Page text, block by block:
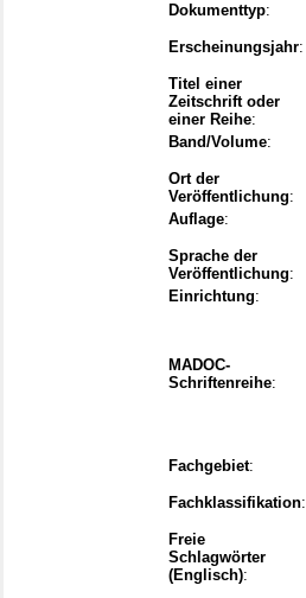
Dokumenttyp:
Erscheinungsjahr:
Titel einer
Zeitschrift oder
einer Reihe:
Band/Volume:
Ort der
Veröffentlichung:
Auflage:
Sprache der
Veröffentlichung:
Einrichtung:
MADOC-
Schriftenreihe:
Fachgebiet:
Fachklassifikation:
Freie
Schlagwörter
(Englisch):